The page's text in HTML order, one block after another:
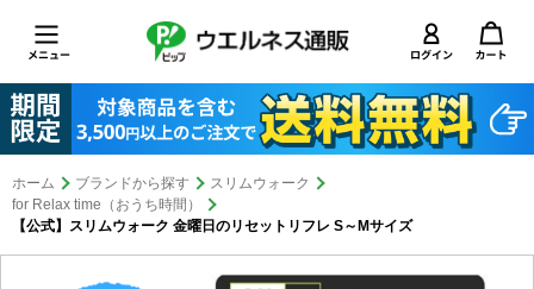
ホーム ブランドから探す
スリムウォーク
for Relax time（おうち時間）
【公式】スリムウォーク 金曜日のリセットリフレ S～Mサイズ